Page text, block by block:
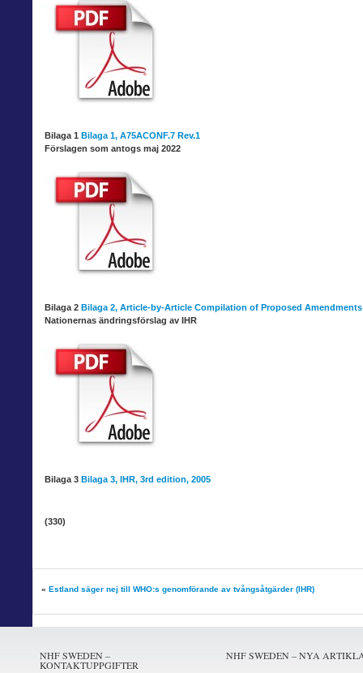
Bilaga 1 Bilaga 1, A75ACONF.7 Rev.1
Förslagen som antogs maj 2022
Bilaga 2 Bilaga 2, Article-by-Article Compilation of Proposed
Nationernas ändringsförslag av IHR
Bilaga 3 Bilaga 3, IHR, 3rd edition, 2005
(330)
« Estland säger nej till WHO:s genomförande av tvångsåtgärder (IHR)
NHF SWEDEN –
KONTAKTUPPGIFTER
NHF SWEDEN – NYA